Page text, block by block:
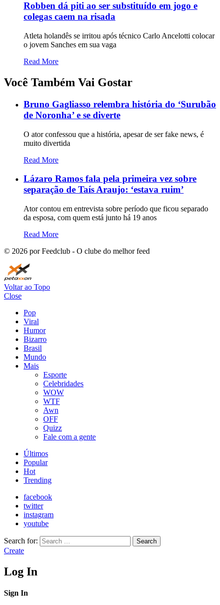
Robben dá piti ao ser substituído em jogo e
colegas caem na risada
Atleta holandês se irritou após técnico Carlo Ancelotti colocar
o jovem Sanches em sua vaga
Read More
Você Também Vai Gostar
Bruno Gagliasso relembra história do ‘Surubão
de Noronha’ e se diverte
O ator confessou que a história, apesar de ser fake news, é
muito divertida
Read More
Lázaro Ramos fala pela primeira vez sobre
separação de Taís Araujo: ‘estava ruim’
Ator contou em entrevista sobre período que ficou separado
da esposa, com quem está junto há 19 anos
Read More
© 2026 por Feedclub - O clube do melhor feed
Voltar ao Topo
Close
Pop
Viral
Humor
Bizarro
Brasil
Mundo
Mais
Esporte
Celebridades
WOW
WTF
Awn
OFF
Quizz
Fale com a gente
Últimos
Popular
Hot
Trending
facebook
twitter
instagram
youtube
Search for: Search
Create
Log In
Sign In